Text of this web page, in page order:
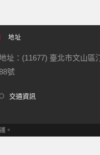
地址
址：(11677) 臺北市文山區
號
交通資訊
。